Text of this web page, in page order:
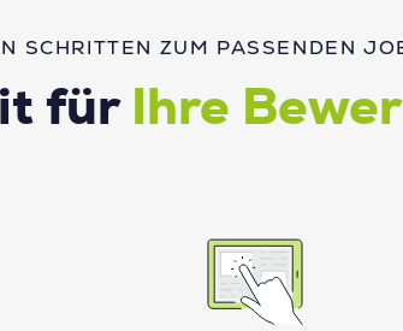
SCHRITTEN ZUM PASSENDEN
für Ihre